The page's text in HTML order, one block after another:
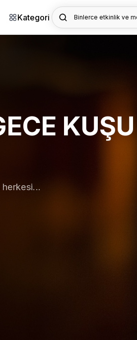
Kategori Binlerce etkinlik ve
KUŞU